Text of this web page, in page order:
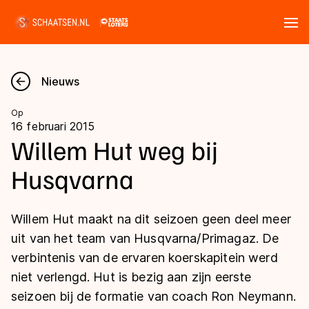
Nieuws
Kalender
Disciplines
Langebaan
Shorttrack
Inlineskaten
Uitslagen
Langebaan
Shorttrack
Marathon
Tijden & historie
Ranglijsten Langebaan
Nieuws
Op
16 februari 2015
Willem Hut weg bij
Husqvarna
Willem Hut maakt na dit seizoen geen deel meer
uit van het team van Husqvarna/Primagaz. De
verbintenis van de ervaren koerskapitein werd
niet verlengd. Hut is bezig aan zijn eerste
seizoen bij de formatie van coach Ron Neymann.